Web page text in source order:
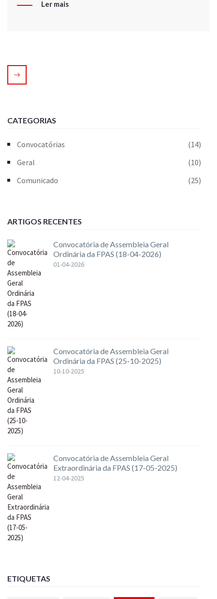
Ler mais
CATEGORIAS
Convocatórias
(14)
Geral
(10)
Comunicado
(25)
ARTIGOS RECENTES
Convocatória de Assembleia Geral
Ordinária da FPAS (18-04-2026)
01-04-2026
Convocatória de Assembleia Geral
Ordinária da FPAS (25-10-2025)
10-10-2025
Convocatória de Assembleia Geral
Extraordinária da FPAS (17-05-2025)
12-04-2025
ETIQUETAS